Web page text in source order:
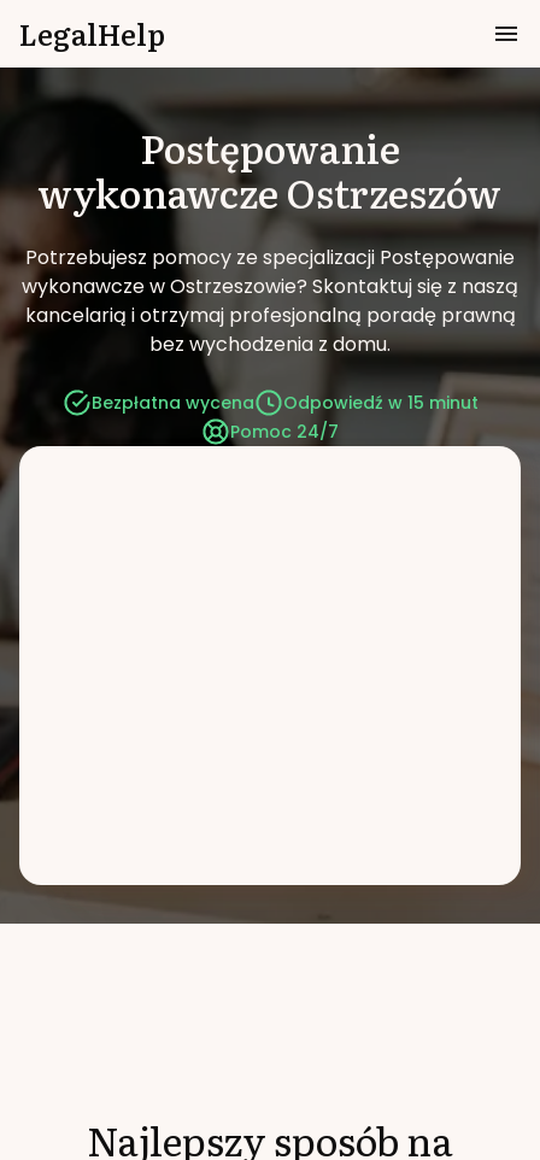
LegalHelp
Postępowanie
wykonawczeOstrzeszów
Potrzebujesz pomocy ze specjalizacji Postępowanie
wykonawcze w Ostrzeszowie? Skontaktuj się z naszą
kancelarią i otrzymaj profesjonalną poradę prawną
bez wychodzenia z domu.
Bezpłatna wycena
Odpowiedź w 15 minut
Pomoc 24/7
Najlepszy sposób na